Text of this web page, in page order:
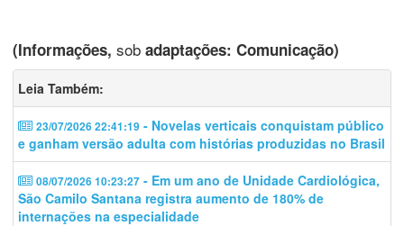
(Informações, sob adaptações: Comunicação)
Leia Também:
23/07/2026 22:41:19 - Novelas verticais conquistam público
e ganham versão adulta com histórias produzidas no Brasil
08/07/2026 10:23:27 - Em um ano de Unidade Cardiológica,
São Camilo Santana registra aumento de 180% de
internações na especialidade